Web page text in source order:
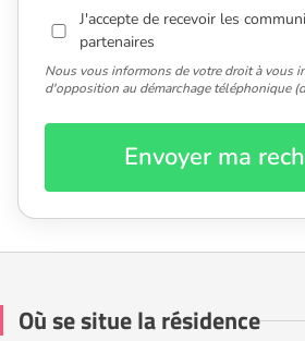
J'accepte de recevoir les
partenaires
Nous vous informons de votre droit à vous
d'opposition au démarchage téléphonique
Envoyer ma
Où se situe la résidence